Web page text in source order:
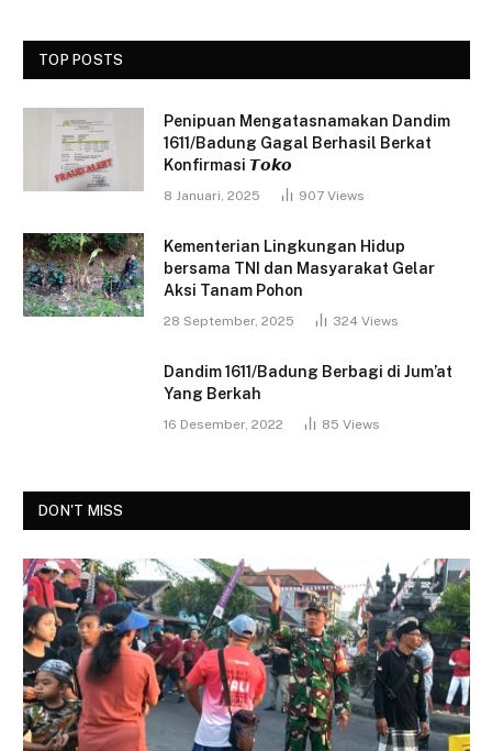
TOP POSTS
Penipuan Mengatasnamakan Dandim
1611/Badung Gagal Berhasil Berkat
Konfirmasi 𝙏𝙤𝙠𝙤
8 Januari, 2025 907 Views
Kementerian Lingkungan Hidup
bersama TNI dan Masyarakat Gelar
Aksi Tanam Pohon
28 September, 2025 324 Views
Dandim 1611/Badung Berbagi di Jum’at
Yang Berkah
16 Desember, 2022 85 Views
DON'T MISS